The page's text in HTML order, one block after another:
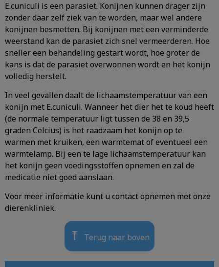
E.cuniculi is een parasiet. Konijnen kunnen drager zijn
zonder daar zelf ziek van te worden, maar wel andere
konijnen besmetten. Bij konijnen met een verminderde
weerstand kan de parasiet zich snel vermeerderen. Hoe
sneller een behandeling gestart wordt, hoe groter de
kans is dat de parasiet overwonnen wordt en het konijn
volledig herstelt.
In veel gevallen daalt de lichaamstemperatuur van een
konijn met E.cuniculi. Wanneer het dier het te koud heeft
(de normale temperatuur ligt tussen de 38 en 39,5
graden Celcius) is het raadzaam het konijn op te
warmen met kruiken, een warmtemat of eventueel een
warmtelamp. Bij een te lage lichaamstemperatuur kan
het konijn geen voedingsstoffen opnemen en zal de
medicatie niet goed aanslaan.
Voor meer informatie kunt u contact opnemen met onze
dierenkliniek.
⤒ Terug naar boven